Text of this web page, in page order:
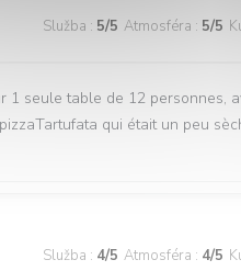
Služba : 5/5 Atmosféra : 5/5
seule table de 12 personnes,
qui était un peu
Služba : 4/5 Atmosféra : 4/5